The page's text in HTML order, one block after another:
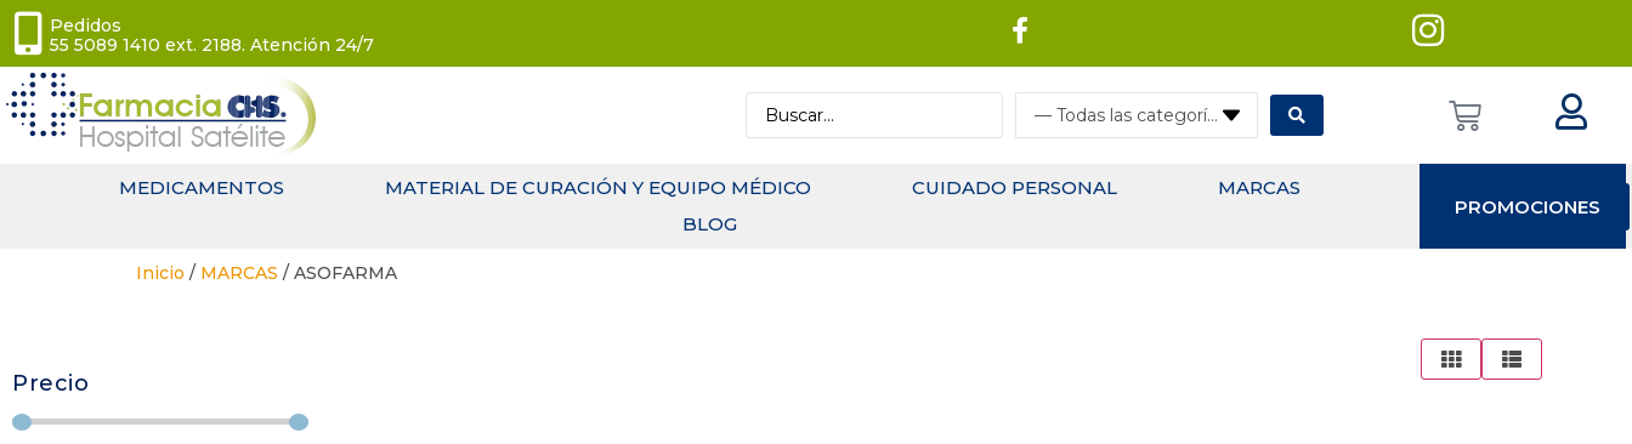
Pedidos
55 5089 1410 ext. 2188. Atención 24/7
— Todas las categorías
MEDICAMENTOS MATERIAL DE CURACIÓN Y EQUIPO MÉDICO CUIDADO PERSONAL
MARCAS
BLOG
PROMOCIONES
Inicio / MARCAS / ASOFARMA
Precio